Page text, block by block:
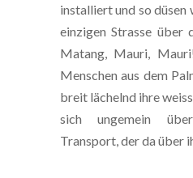
installiert und so düsen
einzigen Strasse über
Matang, Mauri,
Menschen aus dem
breit lächelnd ihre
sich ungemein
Transport, der da über